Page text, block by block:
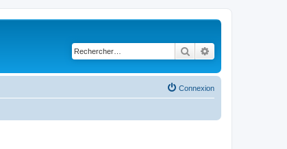
Rechercher
Connexion